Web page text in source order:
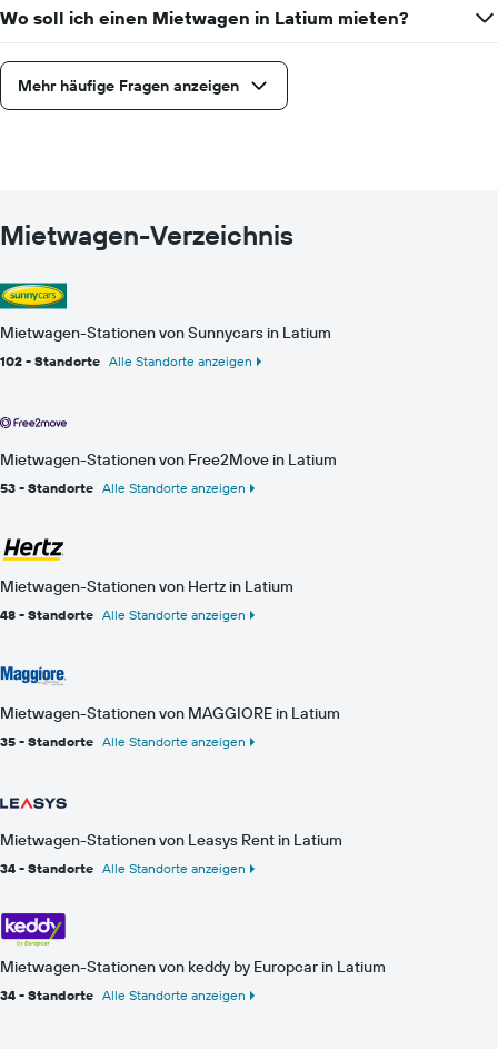
Wo soll ich einen Mietwagen in Latium mieten?
Mehr häufige Fragen anzeigen
Mietwagen-Verzeichnis
Mietwagen-Stationen von Sunnycars in Latium
102 - Standorte Alle Standorte anzeigen
Mietwagen-Stationen von Free2Move in Latium
53 - Standorte Alle Standorte anzeigen
Mietwagen-Stationen von Hertz in Latium
48 - Standorte Alle Standorte anzeigen
Mietwagen-Stationen von MAGGIORE in Latium
35 - Standorte Alle Standorte anzeigen
Mietwagen-Stationen von Leasys Rent in Latium
34 - Standorte Alle Standorte anzeigen
Mietwagen-Stationen von keddy by Europcar in Latium
34 - Standorte Alle Standorte anzeigen